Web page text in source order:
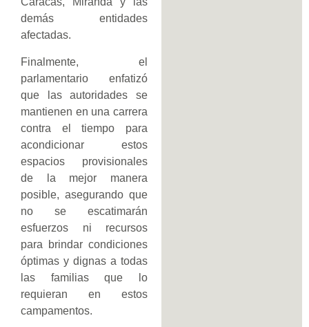
demás entidades
afectadas.
Finalmente, el
parlamentario enfatizó
que las autoridades se
mantienen en una carrera
contra el tiempo para
acondicionar estos
espacios provisionales
de la mejor manera
posible, asegurando que
no se escatimarán
esfuerzos ni recursos
para brindar condiciones
óptimas y dignas a todas
las familias que lo
requieran en estos
campamentos.